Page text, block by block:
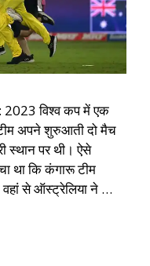
विश्व कप में एक
अपने शुरुआती दो मैच
स्थान पर थी। ऐसे
था कि कंगारू टीम
से ऑस्ट्रेलिया ने …